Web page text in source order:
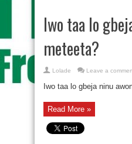
Iwo taa lo
meteeta?
Lolade Leave a
Iwo taa lo gbeja ninu
Read More »